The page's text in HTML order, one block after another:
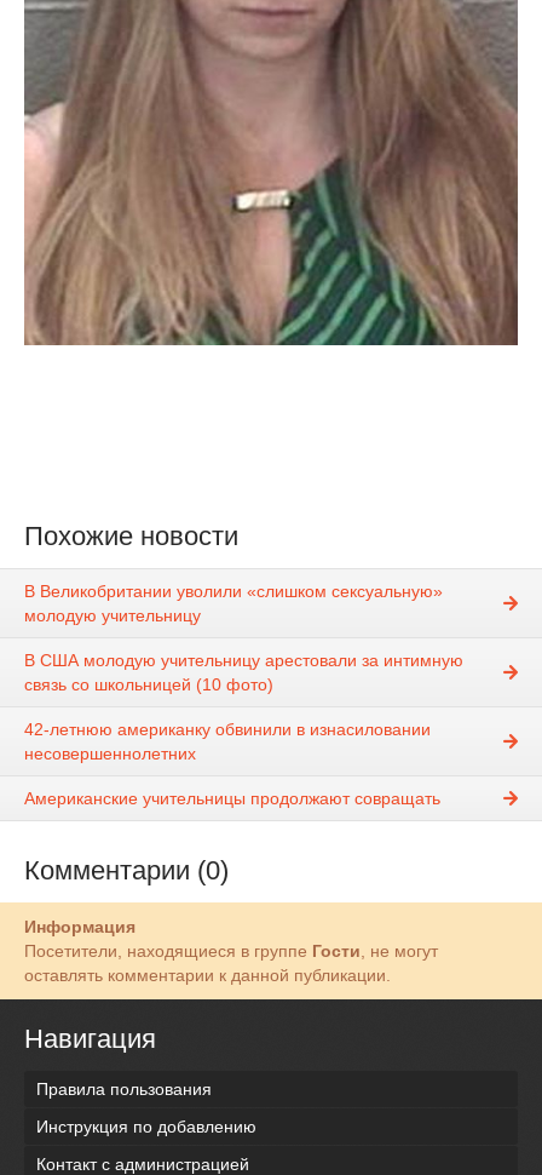
Похожие новости
В Великобритании уволили «слишком сексуальную»
молодую учительницу
В США молодую учительницу арестовали за интимную
связь со школьницей (10 фото)
42-летнюю американку обвинили в изнасиловании
несовершеннолетних
Американские учительницы продолжают совращать
Комментарии (0)
Информация
Посетители, находящиеся в группе Гости , не могут
оставлять комментарии к данной публикации.
Навигация
Правила пользования
Инструкция по добавлению
Контакт с администрацией